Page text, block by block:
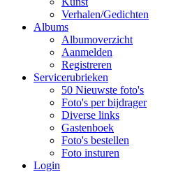
Verhalen/Gedichten
Albums
Albumoverzicht
Aanmelden
Registreren
Servicerubrieken
50 Nieuwste foto's
Foto's per bijdrager
Diverse links
Gastenboek
Foto's bestellen
Foto insturen
Login